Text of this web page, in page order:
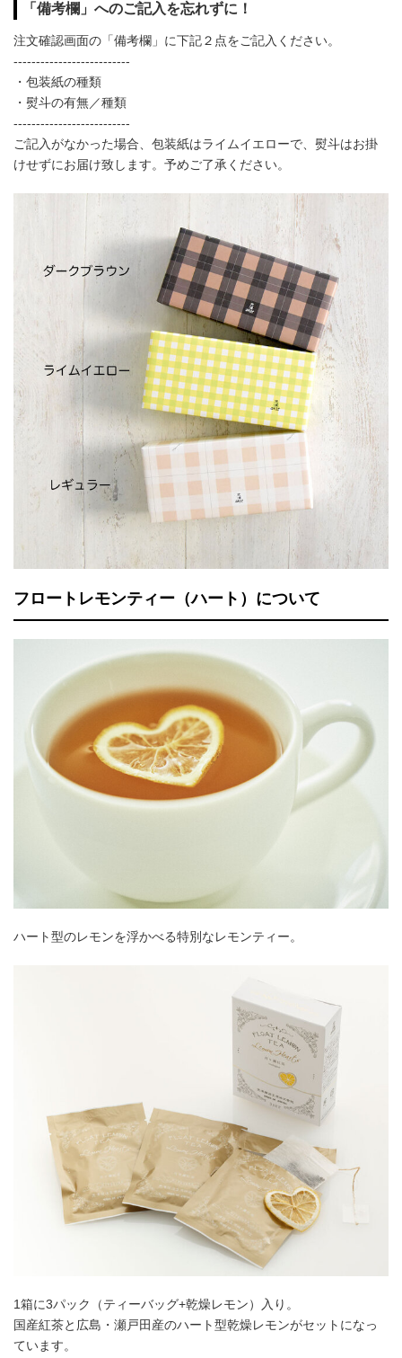
「備考欄」へのご記入を忘れずに！
注文確認画面の「備考欄」に下記２点をご記入ください。
--------------------------
・包装紙の種類
・熨斗の有無／種類
--------------------------
ご記入がなかった場合、包装紙はライムイエローで、熨斗はお掛
けせずにお届け致します。予めご了承ください。
フロートレモンティー（ハート）について
ハート型のレモンを浮かべる特別なレモンティー。
1箱に3パック（ティーバッグ+乾燥レモン）入り。
国産紅茶と広島・瀬戸田産のハート型乾燥レモンがセットになっ
ています。